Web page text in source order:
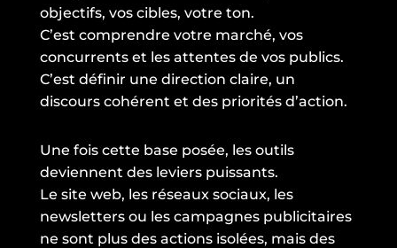
objectifs, vos cibles, votre ton.
C’est comprendre votre marché, vos
concurrents et les attentes de vos publics.
C’est définir une direction claire, un
discours cohérent et des priorités d’action.
Une fois cette base posée, les outils
deviennent des leviers puissants.
Le site web, les réseaux sociaux, les
newsletters ou les campagnes publicitaires
ne sont plus des actions isolées, mais des